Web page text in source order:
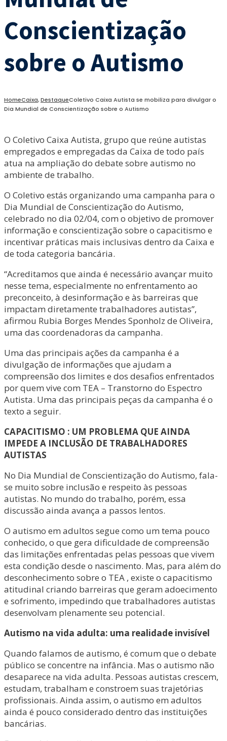
Conscientização
sobre o Autismo
HomeCaixa,DestaqueColetivo Caixa Autista se mobiliza para divulgar o
Dia Mundial de Conscientização sobre o Autismo
O Coletivo Caixa Autista, grupo que reúne autistas
empregados e empregadas da Caixa de todo país
atua na ampliação do debate sobre autismo no
ambiente de trabalho.
O Coletivo estás organizando uma campanha para o
Dia Mundial de Conscientização do Autismo,
celebrado no dia 02/04, com o objetivo de promover
informação e conscientização sobre o capacitismo e
incentivar práticas mais inclusivas dentro da Caixa e
de toda categoria bancária.
“Acreditamos que ainda é necessário avançar muito
nesse tema, especialmente no enfrentamento ao
preconceito, à desinformação e às barreiras que
impactam diretamente trabalhadores autistas”,
afirmou Rubia Borges Mendes Sponholz de Oliveira,
uma das coordenadoras da campanha.
Uma das principais ações da campanha é a
divulgação de informações que ajudam a
compreensão dos limites e dos desafios enfrentados
por quem vive com TEA – Transtorno do Espectro
Autista. Uma das principais peças da campanha é o
texto a seguir.
CAPACITISMO : UM PROBLEMA QUE AINDA
IMPEDE A INCLUSÃO DE TRABALHADORES
AUTISTAS
No Dia Mundial de Conscientização do Autismo, fala-
se muito sobre inclusão e respeito às pessoas
autistas. No mundo do trabalho, porém, essa
discussão ainda avança a passos lentos.
O autismo em adultos segue como um tema pouco
conhecido, o que gera dificuldade de compreensão
das limitações enfrentadas pelas pessoas que vivem
esta condição desde o nascimento. Mas, para além do
desconhecimento sobre o TEA , existe o capacitismo
atitudinal criando barreiras que geram adoecimento
e sofrimento, impedindo que trabalhadores autistas
desenvolvam plenamente seu potencial.
Autismo na vida adulta: uma realidade invisível
Quando falamos de autismo, é comum que o debate
público se concentre na infância. Mas o autismo não
desaparece na vida adulta. Pessoas autistas crescem,
estudam, trabalham e constroem suas trajetórias
profissionais. Ainda assim, o autismo em adultos
ainda é pouco considerado dentro das instituições
bancárias.